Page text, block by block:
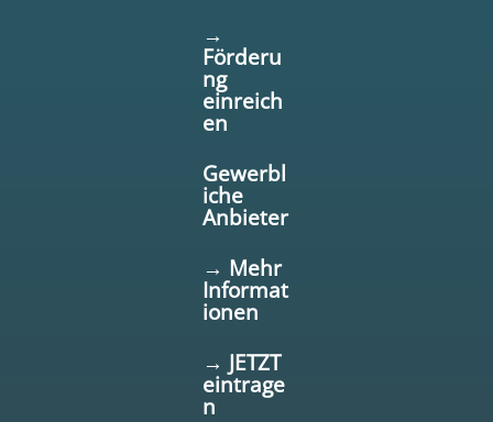
→
Förderu
ng
einreich
en
Gewerbl
iche
Anbieter
→ Mehr
Informat
ionen
→ JETZT
eintrage
n